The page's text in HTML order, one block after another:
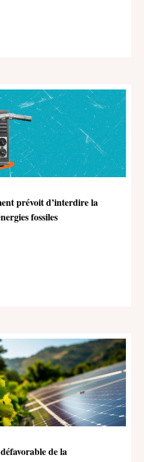
prévoit d’interdire la
fossiles
de la